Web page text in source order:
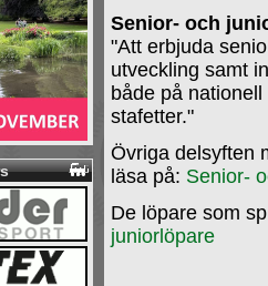
Senior- och
"Att erbjuda
utveckling samt
både på
stafetter."
Övriga delsyften
läsa på: Senior-
De löpare som
juniorlöpare